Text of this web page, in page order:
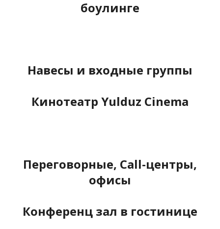
боулинге
Навесы и входные группы
Кинотеатр Yulduz Cinema
Переговорные, Call-центры,
офисы
Конференц зал в гостинице